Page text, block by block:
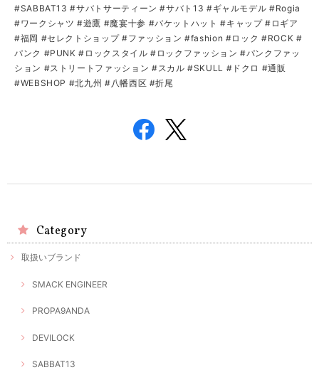
#SABBAT13 #サバトサーティーン #サバト13 #ギャルモデル #Rogia
#ワークシャツ #遊鷹 #魔宴十参 #バケットハット #キャップ #ロギア
#福岡 #セレクトショップ #ファッション #fashion #ロック #ROCK #
パンク #PUNK #ロックスタイル #ロックファッション #パンクファッ
ション #ストリートファッション #スカル #SKULL #ドクロ #通販
#WEBSHOP #北九州 #八幡西区 #折尾
Category
取扱いブランド
SMACK ENGINEER
PROPA9ANDA
DEVILOCK
SABBAT13